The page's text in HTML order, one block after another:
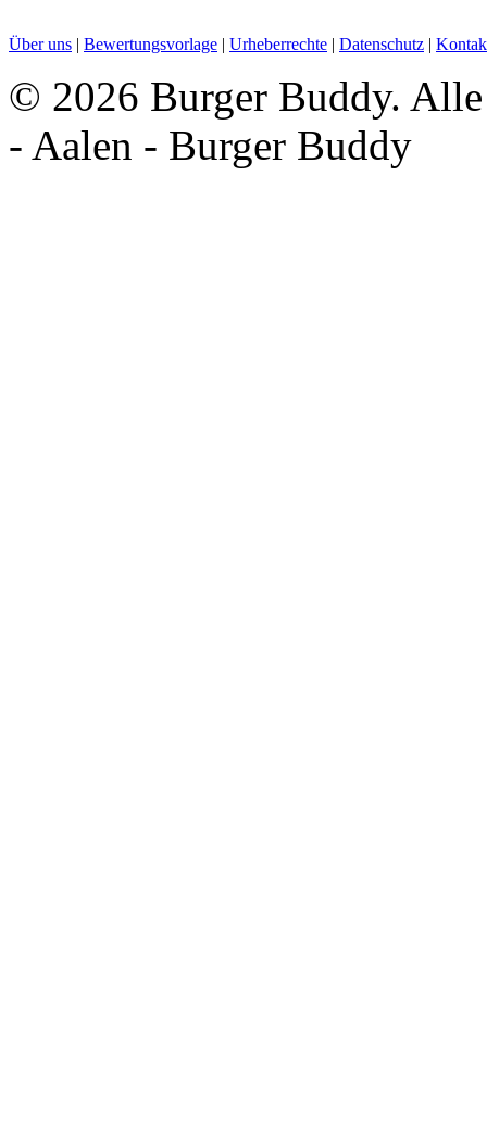
Über uns | Bewertungsvorlage | Urheberrechte | Datenschutz |
© 2026 Burger Buddy.
- Aalen - Burger Buddy